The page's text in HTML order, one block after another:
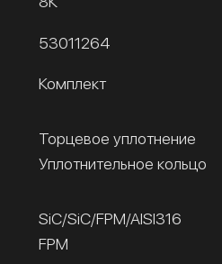
53011264
Комплект
Торцевое уплотнение
Уплотнительное кольцо
SiC/SiC/FPM/AISI316
FPM